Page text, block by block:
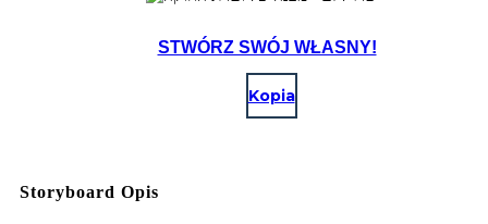
STWÓRZ SWÓJ WŁASNY!
Kopia
Storyboard Opis